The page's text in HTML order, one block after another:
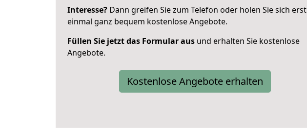
Interesse? Dann greifen Sie zum Telefon oder holen Sie sich erst
einmal ganz bequem kostenlose Angebote.
Füllen Sie jetzt das Formular aus und erhalten Sie kostenlose
Angebote.
Kostenlose Angebote erhalten